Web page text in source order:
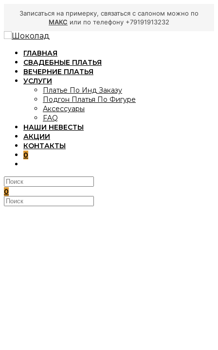
Записаться на примерку, связаться с салоном можно по
МАКС или по телефону +79191913232
Перейти
содержимому
ГЛАВНАЯ
СВАДЕБНЫЕ ПЛАТЬЯ
ВЕЧЕРНИЕ ПЛАТЬЯ
УСЛУГИ
Платье По Инд Заказу
Подгон Платья По Фигуре
Аксессуары
FAQ
НАШИ НЕВЕСТЫ
АКЦИИ
КОНТАКТЫ
0
ПО
ВЕБ-
САЙТУ
0
Поиск
на